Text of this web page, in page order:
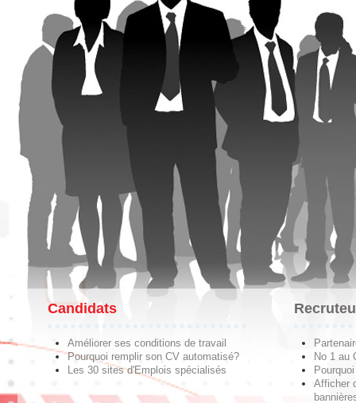
Candidats
Améliorer ses conditions de travail
Pourquoi remplir son CV automatisé?
Les 30 sites d'Emplois spécialisés
No 1 au
Afficher